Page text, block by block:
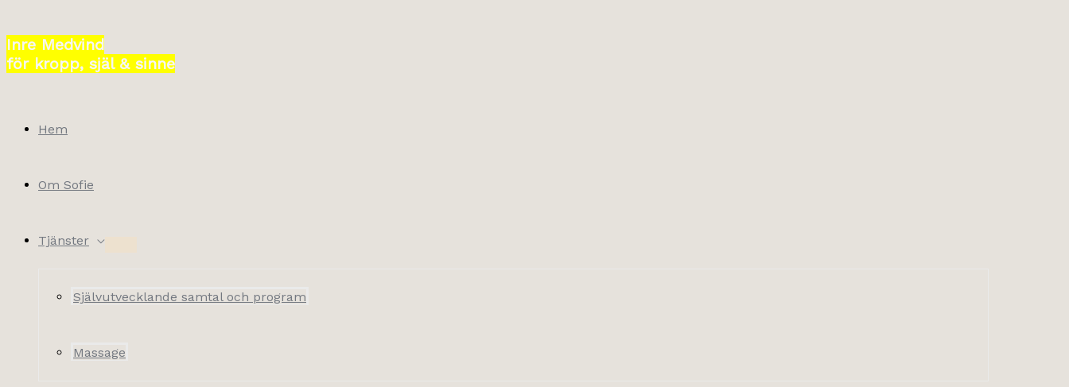
till
innehåll
Inre Medvind
för kropp, själ & sinne
Hem
Om Sofie
Tjänster
Självutvecklande samtal och program
Massage